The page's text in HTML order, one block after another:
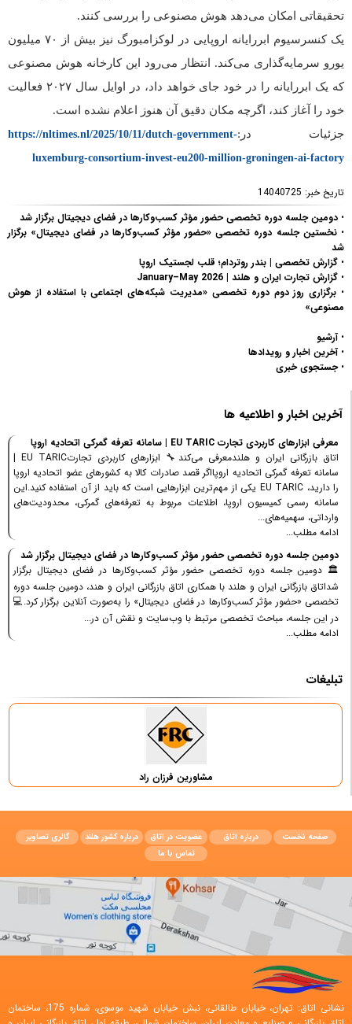
تحقیقاتی امکان می‌دهد هوش مصنوعی را بررسی کنند.
یک کنسرسیوم ابررایانه اروپایی در لوکزامبورگ نیز بیش از ۷۰ میلیون
یورو سرمایه‌گذاری می‌کند. انتظار می‌رود این کارخانه هوش مصنوعی
که یک ابررایانه را در خود جای خواهد داد، در اوایل سال ۲۰۲۷ فعالیت
خود را آغاز کند، اگرچه مکان دقیق آن هنوز اعلام نشده است.
جزئیات در:https://nltimes.nl/2025/10/11/dutch-government-
luxemburg-consortium-invest-eu200-million-groningen-ai-factory
تاریخ خبر: 14040725
• دومین جلسه دوره تخصصی حضور مؤثر کسب‌وکارها در فضای دیجیتال برگزار شد
•نخستین جلسه دوره تخصصی «حضور مؤثر کسب‌وکارها در فضای دیجیتال» برگزار
شد
• گزارش تخصصی | بندر روتردام؛ قلب لجستیک اروپا
• گزارش تجارت ایران و هلند | January–May 2026
• برگزاری روز دوم دوره تخصصی «مدیریت شبکه‌های اجتماعی با استفاده از هوش
مصنوعی»
• آرشیو
• آخرین اخبار و رویدادها
•جستجوی خبری
آخرین اخبار و اطلاعیه ها
معرفی ابزارهای کاربردی تجارت EU TARIC | سامانه تعرفه گمرکی اتحادیه اروپا
اتاق بازرگانی ایران و هلندمعرفی می‌کند🔧 ابزارهای کاربردی تجارتEU TARIC |
سامانه تعرفه گمرکی اتحادیه اروپااگر قصد صادرات کالا به کشورهای عضو اتحادیه اروپا
را دارید، EU TARIC یکی از مهم‌ترین ابزارهایی است که باید از آن استفاده کنید.این
سامانه رسمی کمیسیون اروپا، اطلاعات مربوط به تعرفه‌های گمرکی، محدودیت‌های
وارداتی، سهمیه‌های...
ادامه مطلب...
دومین جلسه دوره تخصصی حضور مؤثر کسب‌وکارها در فضای دیجیتال برگزار شد
🏛 دومین جلسه دوره تخصصی حضور مؤثر کسب‌وکارها در فضای دیجیتال برگزار
شداتاق بازرگانی ایران و هلند با همکاری اتاق بازرگانی ایران و هند، دومین جلسه دوره
تخصصی «حضور مؤثر کسب‌وکارها در فضای دیجیتال» را به‌صورت آنلاین برگزار کرد.💻
در این جلسه، مباحث تخصصی مرتبط با وب‌سایت و نقش آن در...
ادامه مطلب...
تبلیغات
مشاورین فرزان راد
صفحه نخست درباره اتاق عضویت در اتاق درباره کشور هلند
گالری تصاویر
تماس با ما
نشانی اتاق: تهران، خیابان طالقانی، نبش خیابان شهید موسوی، شماره 175، ساختمان